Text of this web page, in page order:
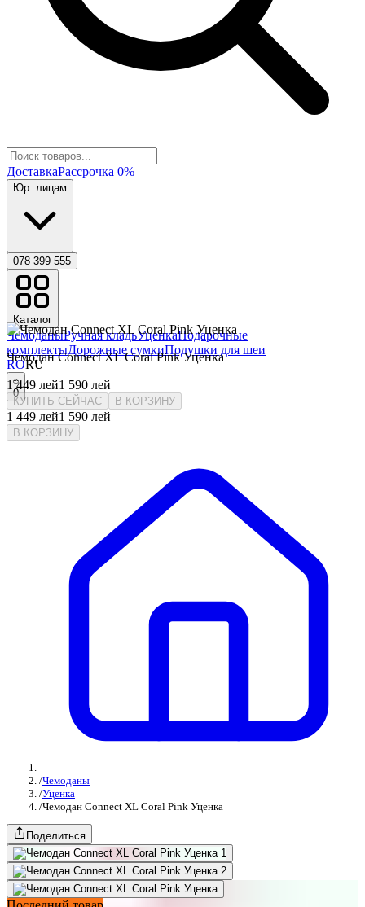
ДоставкаРассрочка 0%
Юр. лицам
078 399 555
Каталог
ЧемоданыРучная кладьУценкаПодарочные
комплектыДорожные сумкиПодушки для шеи
RORU
0
Чемодан Connect XL Coral Pink Уценка
1 449 лей1 590 лей
КУПИТЬ СЕЙЧАС В КОРЗИНУ
1 449 лей1 590 лей
В КОРЗИНУ
/Чемоданы
/Уценка
/Чемодан Connect XL Coral Pink Уценка
Поделиться